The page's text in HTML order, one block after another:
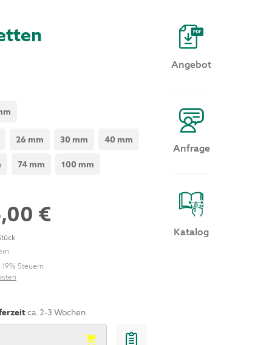
26 mm 30 mm 40 mm
74 mm 100 mm
€
Steuern
ca. 2-3 Wochen
Angebot
Anfrage
Katalog